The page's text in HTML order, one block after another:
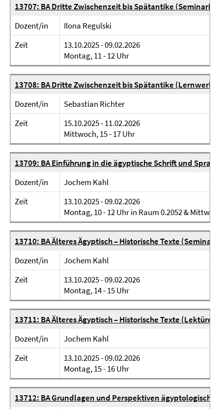
13707: BA Dritte Zwischenzeit bis Spätantike
Dozent/in
Ilona Regulski
Zeit
13.10.2025 - 09.02.2026
Montag, 11 - 12 Uhr
13708: BA Dritte Zwischenzeit bis Spätantike
Dozent/in
Sebastian Richter
Zeit
15.10.2025 - 11.02.2026
Mittwoch, 15 - 17 Uhr
13709: BA Einführung in die ägyptische Schrift und
Dozent/in
Jochem Kahl
Zeit
13.10.2025 - 09.02.2026
Montag, 10 - 12 Uhr in Raum 0.2052 &
13710: BA Älteres Ägyptisch – Historische Texte (Seminar)
Dozent/in
Jochem Kahl
Zeit
13.10.2025 - 09.02.2026
Montag, 14 - 15 Uhr
13711: BA Älteres Ägyptisch – Historische Texte
Dozent/in
Jochem Kahl
Zeit
13.10.2025 - 09.02.2026
Montag, 15 - 16 Uhr
13712: BA Grundlagen und Perspektiven